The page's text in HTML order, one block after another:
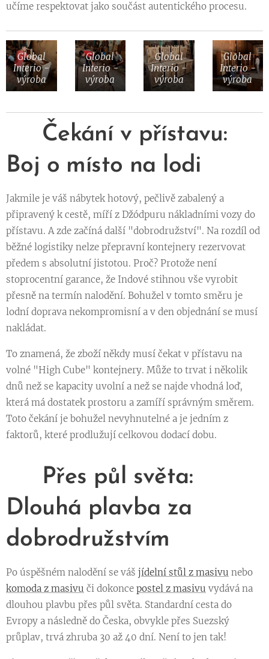
učíme respektovat jako součást autentického procesu.
Global
Interio -
výroba
Global
Interio -
výroba
Global
Interio -
výroba
Global
Interio -
výroba
🚢 Čekání v přístavu:
Boj o místo na lodi
Jakmile je váš nábytek hotový, pečlivě zabalený a
připravený k cestě, míří z Džódpuru nákladními vozy do
přístavu. A zde začíná další "dobrodružství". Na rozdíl od
běžné logistiky nelze přepravní kontejnery rezervovat
předem s absolutní jistotou. Proč? Protože není
stoprocentní garance, že Indové stihnou vše vyrobit
přesně na termín nalodění. Bohužel v tomto směru je
lodní doprava nekompromisní a v den objednání se musí
nakládat.
To znamená, že zboží někdy musí čekat v přístavu na
volné "High Cube" kontejnery. Může to trvat i několik
dnů než se kapacity uvolní a než se najde vhodná loď,
která má dostatek prostoru a zamíří správným směrem.
Toto čekání je bohužel nevyhnutelné a je jedním z
faktorů, které prodlužují celkovou dodací dobu.
🌊 Přes půl světa:
Dlouhá plavba za
dobrodružstvím
Po úspěšném nalodění se váš jídelní stůl z masivu nebo
komoda z masivu či dokonce postel z masivu vydává na
dlouhou plavbu přes půl světa. Standardní cesta do
Evropy a následně do Česka, obvykle přes Suezský
průplav, trvá zhruba 30 až 40 dní. Není to jen tak!